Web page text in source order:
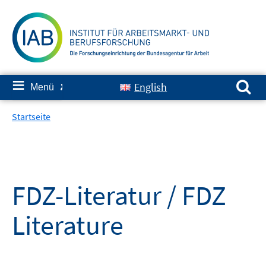
zum
Inhalt
≡ Menü ✘ English
Suchen nach:
Startseite
FDZ-Literatur / FDZ
Literature